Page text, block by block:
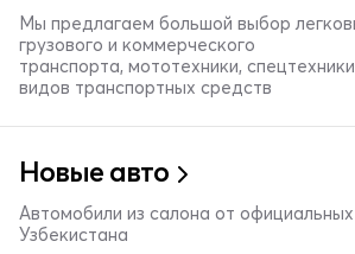
Мы предлагаем большой выбор
грузового и коммерческого
транспорта, мототехники,
видов транспортных средств
Новые авто
Автомобили из салона от
Узбекистана